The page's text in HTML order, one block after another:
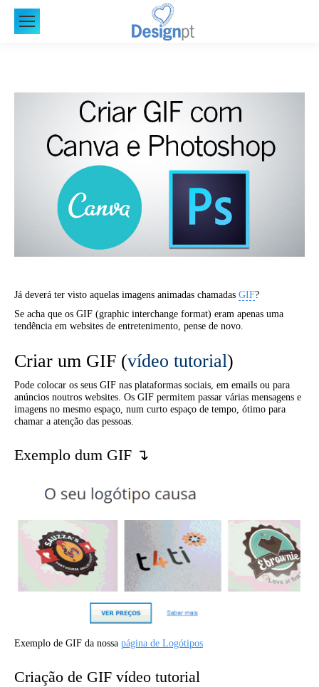
Já deverá ter visto aquelas imagens animadas chamadas GIF?
Se acha que os GIF (graphic interchange format) eram apenas uma
tendência em websites de entretenimento, pense de novo.
Criar um GIF (vídeo tutorial)
Pode colocar os seus GIF nas plataformas sociais, em emails ou para
anúncios noutros websites. Os GIF permitem passar várias mensagens e
imagens no mesmo espaço, num curto espaço de tempo, ótimo para
chamar a atenção das pessoas.
Exemplo dum GIF ↴
Exemplo de GIF da nossa página de Logótipos
Criação de GIF vídeo tutorial